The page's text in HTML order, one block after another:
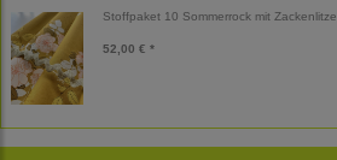
Stoffpaket 10 Sommerrock mit Zackenlitze
52,00 € *